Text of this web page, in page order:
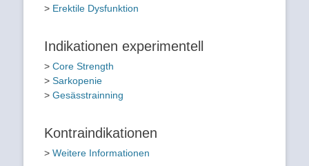
> Erektile Dysfunktion
Indikationen experimentell
> Core Strength
> Sarkopenie
> Gesässtrainning
Kontraindikationen
> Weitere Informationen